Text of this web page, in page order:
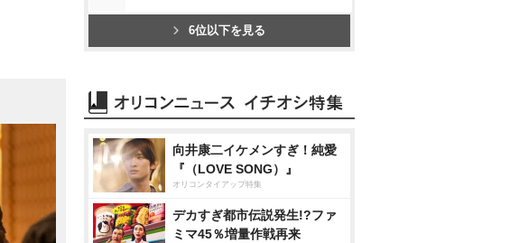
6位以下を見る
向井康二イケメンすぎ！純愛
『（LOVE SONG）』
オリコンタイアップ特集
デカすぎ都市伝説発生!?ファ
ミマ45％増量作戦再来